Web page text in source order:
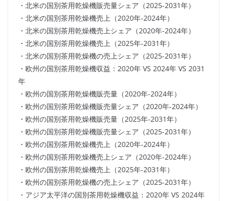
・北米の国別茶用乾燥機販売量シェア（2025-2031年）
・北米の国別茶用乾燥機売上（2020年-2024年）
・北米の国別茶用乾燥機売上シェア（2020年-2024年）
・北米の国別茶用乾燥機売上（2025年-2031年）
・北米の国別茶用乾燥機の売上シェア（2025-2031年）
・欧州の国別茶用乾燥機収益：2020年 VS 2024年 VS 2031
年
・欧州の国別茶用乾燥機販売量（2020年-2024年）
・欧州の国別茶用乾燥機販売量シェア（2020年-2024年）
・欧州の国別茶用乾燥機販売量（2025年-2031年）
・欧州の国別茶用乾燥機販売量シェア（2025-2031年）
・欧州の国別茶用乾燥機売上（2020年-2024年）
・欧州の国別茶用乾燥機売上シェア（2020年-2024年）
・欧州の国別茶用乾燥機売上（2025年-2031年）
・欧州の国別茶用乾燥機の売上シェア（2025-2031年）
・アジア太平洋の国別茶用乾燥機収益：2020年 VS 2024年